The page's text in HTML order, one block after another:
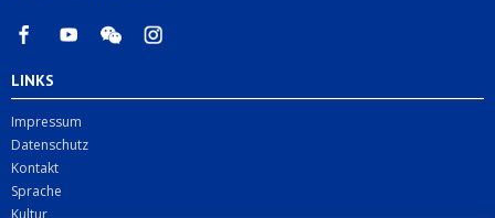
LINKS
Impressum
Datenschutz
Kontakt
Sprache